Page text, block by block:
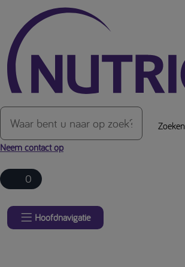
Over de inhoud van de pagina
Zoeken
Neem contact op
0
Hoofdnavigatie